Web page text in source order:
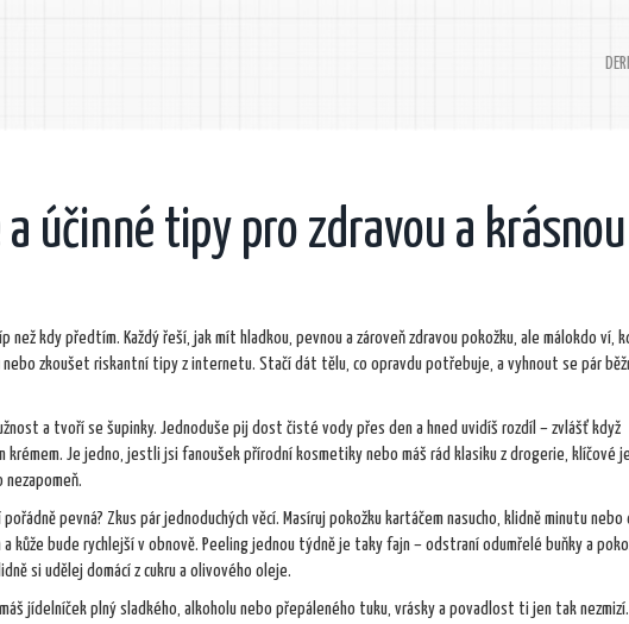
a účinné tipy pro zdravou a krásnou
kdy předtím. Každý řeší, jak mít hladkou, pevnou a zároveň zdravou pokožku, ale málokdo ví,
nebo zkoušet riskantní tipy z internetu. Stačí dát tělu, co opravdu potřebuje, a vyhnout se pár
a tvoří se šupinky. Jednoduše pij dost čisté vody přes den a hned uvidíš rozdíl – zvlášť když
krémem. Je jedno, jestli jsi fanoušek přírodní kosmetiky nebo máš rád klasiku z drogerie, klíčové
pevná? Zkus pár jednoduchých věcí. Masíruj pokožku kartáčem nasucho, klidně minutu nebo
kůže bude rychlejší v obnově. Peeling jednou týdně je taky fajn – odstraní odumřelé buňky a
si udělej domácí z cukru a olivového oleje.
jídelníček plný sladkého, alkoholu nebo přepáleného tuku, vrásky a povadlost ti jen tak nezmizí.